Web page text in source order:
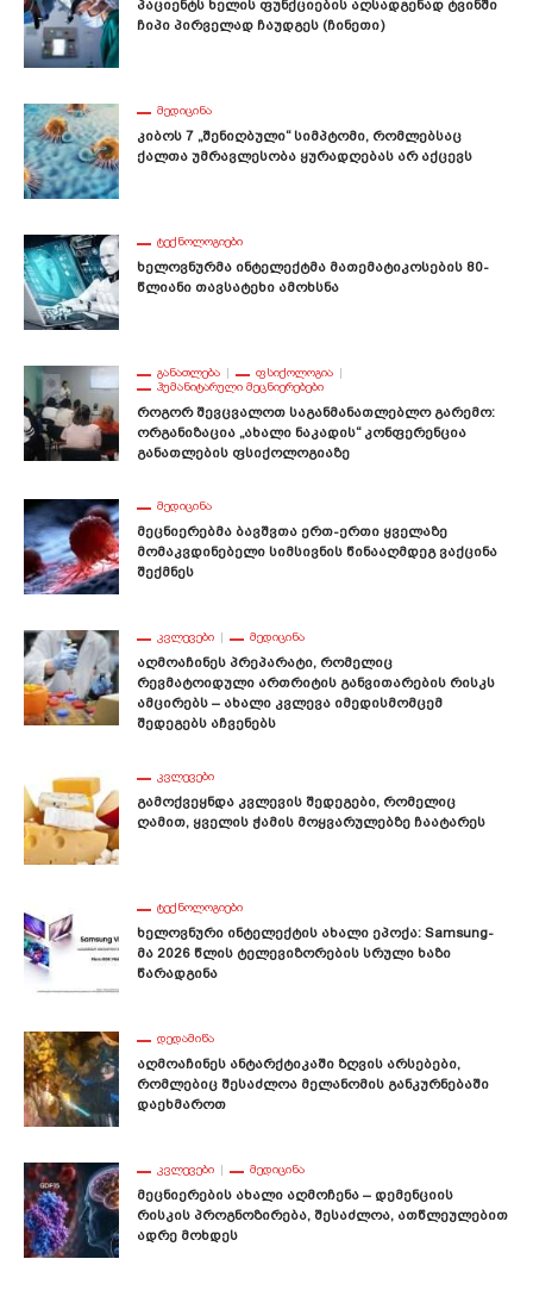
Პაციენტს Ხელის Ფუნქციების Აღსადგენად Ტვინში
Ჩიპი Პირველად Ჩაუდგეს (ჩინეთი)
ᲛᲔᲓᲘᲪᲘᲜᲐ
Კიბოს 7 „შენიღბული“ Სიმპტომი, Რომლებსაც
Ქალთა Უმრავლესობა Ყურადღებას Არ Აქცევს
ᲢᲔᲥᲜᲝᲚᲝᲒᲘᲔᲑᲘ
Ხელოვნურმა Ინტელექტმა Მათემატიკოსების 80-
Წლიანი Თავსატეხი Ამოხსნა
ᲒᲐᲜᲐᲗᲚᲔᲑᲐ
ᲤᲡᲘᲥᲝᲚᲝᲒᲘᲐ
ᲰᲣᲛᲐᲜᲘᲢᲐᲠᲣᲚᲘ ᲛᲔᲪᲜᲘᲔᲠᲔᲑᲔᲑᲘ
Როგორ Შევცვალოთ Საგანმანათლებლო Გარემო:
Ორგანიზაცია „ახალი Ნაკადის“ Კონფერენცია
Განათლების Ფსიქოლოგიაზე
ᲛᲔᲓᲘᲪᲘᲜᲐ
Მეცნიერებმა Ბავშვთა Ერთ-Ერთი Ყველაზე
Მომაკვდინებელი Სიმსივნის Წინააღმდეგ Ვაქცინა
Შექმნეს
ᲙᲕᲚᲔᲕᲔᲑᲘ ᲛᲔᲓᲘᲪᲘᲜᲐ
Აღმოაჩინეს Პრეპარატი, Რომელიც
Რევმატოიდული Ართრიტის Განვითარების Რისკს
Ამცირებს – Ახალი Კვლევა Იმედისმომცემ
Შედეგებს Აჩვენებს
ᲙᲕᲚᲔᲕᲔᲑᲘ
Გამოქვეყნდა Კვლევის Შედეგები, Რომელიც
Ღამით, Ყველის Ჭამის Მოყვარულებზე Ჩაატარეს
ᲢᲔᲥᲜᲝᲚᲝᲒᲘᲔᲑᲘ
Ხელოვნური Ინტელექტის Ახალი Ეპოქა: Samsung-
Მა 2026 Წლის Ტელევიზორების Სრული Ხაზი
Წარადგინა
ᲓᲔᲓᲐᲛᲘᲬᲐ
Აღმოაჩინეს Ანტარქტიკაში Ზღვის Არსებები,
Რომლებიც Შესაძლოა Მელანომის Განკურნებაში
Დაეხმაროთ
ᲙᲕᲚᲔᲕᲔᲑᲘ ᲛᲔᲓᲘᲪᲘᲜᲐ
Მეცნიერების Ახალი Აღმოჩენა – Დემენციის
Რისკის Პროგნოზირება, Შესაძლოა, Ათწლეულებით
Ადრე Მოხდეს